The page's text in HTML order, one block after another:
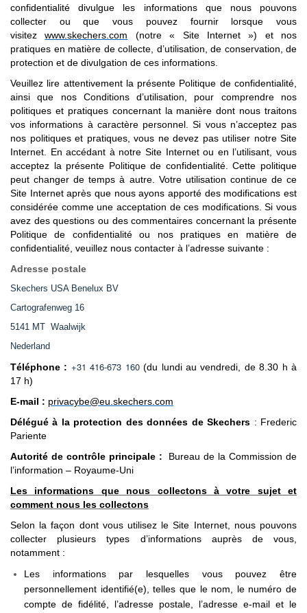
confidentialité divulgue les informations que nous pouvons
collecter ou que vous pouvez fournir lorsque vous
visitezwww.skechers.com (notre « Site Internet ») et nos
pratiques en matière de collecte, d’utilisation, de conservation, de
protection et de divulgation de ces informations.
Veuillez lire attentivement la présente Politique de confidentialité,
ainsi que nos Conditions d’utilisation, pour comprendre nos
politiques et pratiques concernant la manière dont nous traitons
vos informations à caractère personnel. Si vous n’acceptez pas
nos politiques et pratiques, vous ne devez pas utiliser notre Site
Internet. En accédant à notre Site Internet ou en l’utilisant, vous
acceptez la présente Politique de confidentialité. Cette politique
peut changer de temps à autre. Votre utilisation continue de ce
Site Internet après que nous ayons apporté des modifications est
considérée comme une acceptation de ces modifications. Si vous
avez des questions ou des commentaires concernant la présente
Politique de confidentialité ou nos pratiques en matière de
confidentialité, veuillez nous contacter à l’adresse suivante :
Adresse postale
Skechers USA Benelux BV
Cartografenweg 16
5141 MT Waalwijk
Nederland
Téléphone : +31 416-673 160(du lundi au vendredi, de 8.30 h à
17 h)
E-mail : privacybe@eu.skechers.com
Délégué à la protection des données de Skechers : Frederic
Pariente
Autorité de contrôle principale : Bureau de la Commission de
l’information – Royaume-Uni
Les informations que nous collectons à votre sujet et
comment nous les collectons
Selon la façon dont vous utilisez le Site Internet, nous pouvons
collecter plusieurs types d’informations auprès de vous,
notamment :
Les informations par lesquelles vous pouvez être
personnellement identifié(e), telles que le nom, le numéro de
compte de fidélité, l’adresse postale, l’adresse e-mail et le